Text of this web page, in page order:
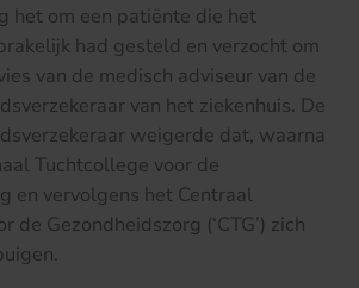
het om een patiënte die het
had gesteld en verzocht om
van de medisch adviseur van de
van het ziekenhuis. De
weigerde dat, waarna
Tuchtcollege voor de
en vervolgens het Centraal
de Gezondheidszorg (‘CTG’) zich